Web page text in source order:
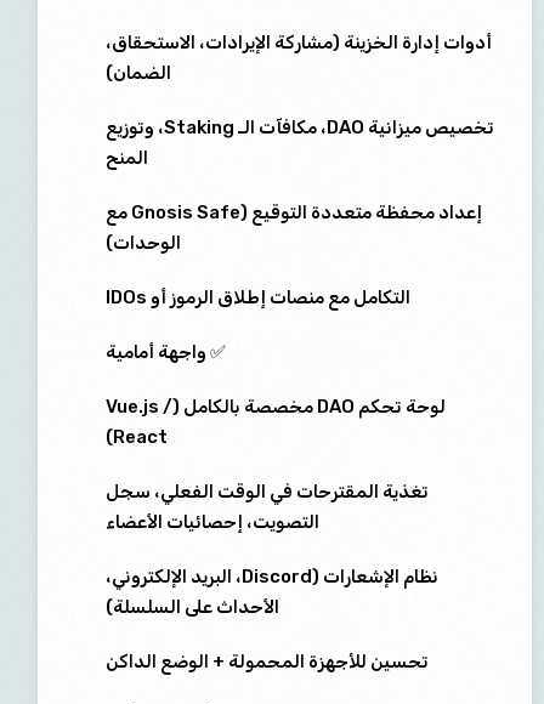
أدوات إدارة الخزينة (مشاركة الإيرادات، الاستحقاق،
الضمان)
تخصيص ميزانية DAO، مكافآت الـ Staking، وتوزيع
المنح
إعداد محفظة متعددة التوقيع (Gnosis Safe مع
الوحدات)
التكامل مع منصات إطلاق الرموز أو IDOs
✅ واجهة أمامية
لوحة تحكم DAO مخصصة بالكامل (Vue.js /
React)
تغذية المقترحات في الوقت الفعلي، سجل
التصويت، إحصائيات الأعضاء
نظام الإشعارات (Discord، البريد الإلكتروني،
الأحداث على السلسلة)
تحسين للأجهزة المحمولة + الوضع الداكن